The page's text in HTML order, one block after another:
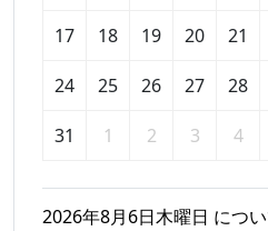
17 18 19 20 21
24 25 26 27 28
31 1 2 3 4
2026年8月6日木曜日 につ